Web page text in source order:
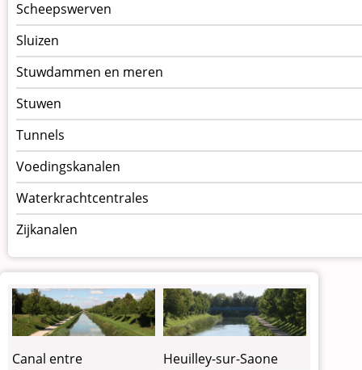
Scheepswerven
Sluizen
Stuwdammen en meren
Stuwen
Tunnels
Voedingskanalen
Waterkrachtcentrales
Zijkanalen
Canal entre
Heuilley-sur-Saone